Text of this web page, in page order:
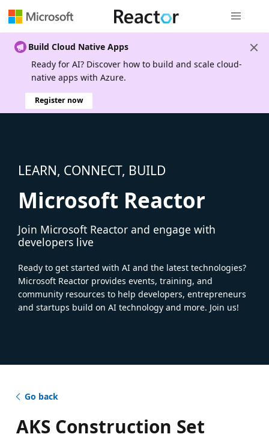
Build Cloud Native Apps
Ready for AI? Discover how to build and scale cloud-
native apps with Azure.
Register now
LEARN, CONNECT, BUILD
Microsoft Reactor
Join Microsoft Reactor and engage with
developers live
Ready to get started with AI and the latest technologies?
Microsoft Reactor provides events, training, and
community resources to help developers, entrepreneurs
and startups build on AI technology and more. Join us!
Go back
AKS Construction Set